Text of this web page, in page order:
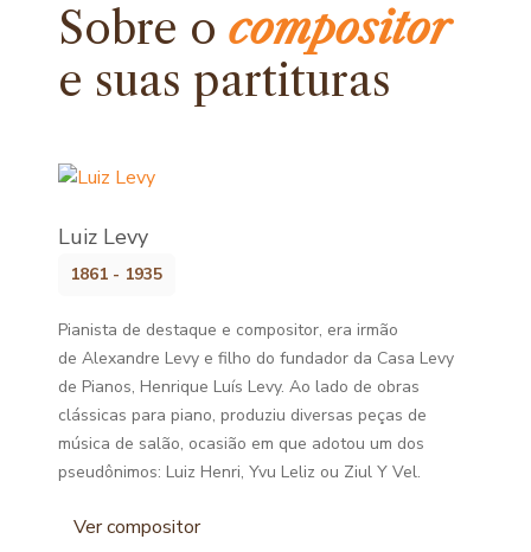
Sobre ocompositor
e suas partituras
Luiz Levy
1861 - 1935
Pianista de destaque e compositor, era irmão
de Alexandre Levy e filho do fundador da Casa Levy
de Pianos, Henrique Luís Levy. Ao lado de obras
clássicas para piano, produziu diversas peças de
música de salão, ocasião em que adotou um dos
pseudônimos: Luiz Henri, Yvu Leliz ou Ziul Y Vel.
Ver compositor